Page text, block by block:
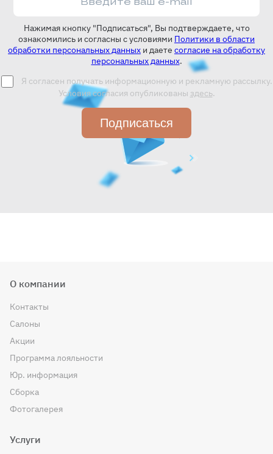
Нажимая кнопку "Подписаться", Вы подтверждаете, что
ознакомились и согласны с условиями Политики в области
обработки персональных данных и даете согласие на обработку
персональных данных.
Я согласен получать информационную и рекламную рассылку.
Условия согласия опубликованы здесь.
Подписаться
О компании
Контакты
Салоны
Акции
Программа лояльности
Юр. информация
Сборка
Фотогалерея
Услуги